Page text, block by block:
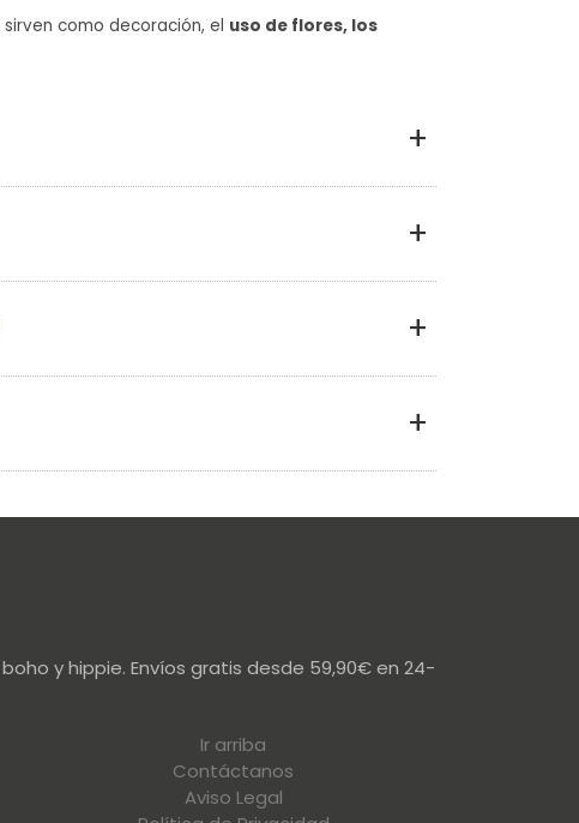
sirven como decoración, el uso de flores, los
y hippie. Envíos gratis desde 59,90€ en 24-
Ir arriba
Contáctanos
Aviso Legal